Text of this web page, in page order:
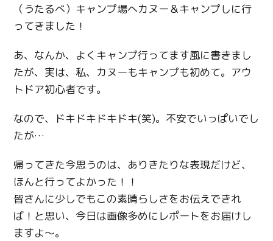
（うたるべ）キャンプ場へカヌー＆キャンプしに行
ってきました！
あ、なんか、よくキャンプ行ってます風に書きまし
たが、実は、私、カヌーもキャンプも初めて。アウ
トドア初心者です。
なので、ドキドキドキドキ(笑)。不安でいっぱいでし
たが…
帰ってきた今思うのは、ありきたりな表現だけど、
ほんと行ってよかった！！
皆さんに少しでもこの素晴らしさをお伝えできれ
ば！と思い、今日は画像多めにレポートをお届けし
ますよ～。